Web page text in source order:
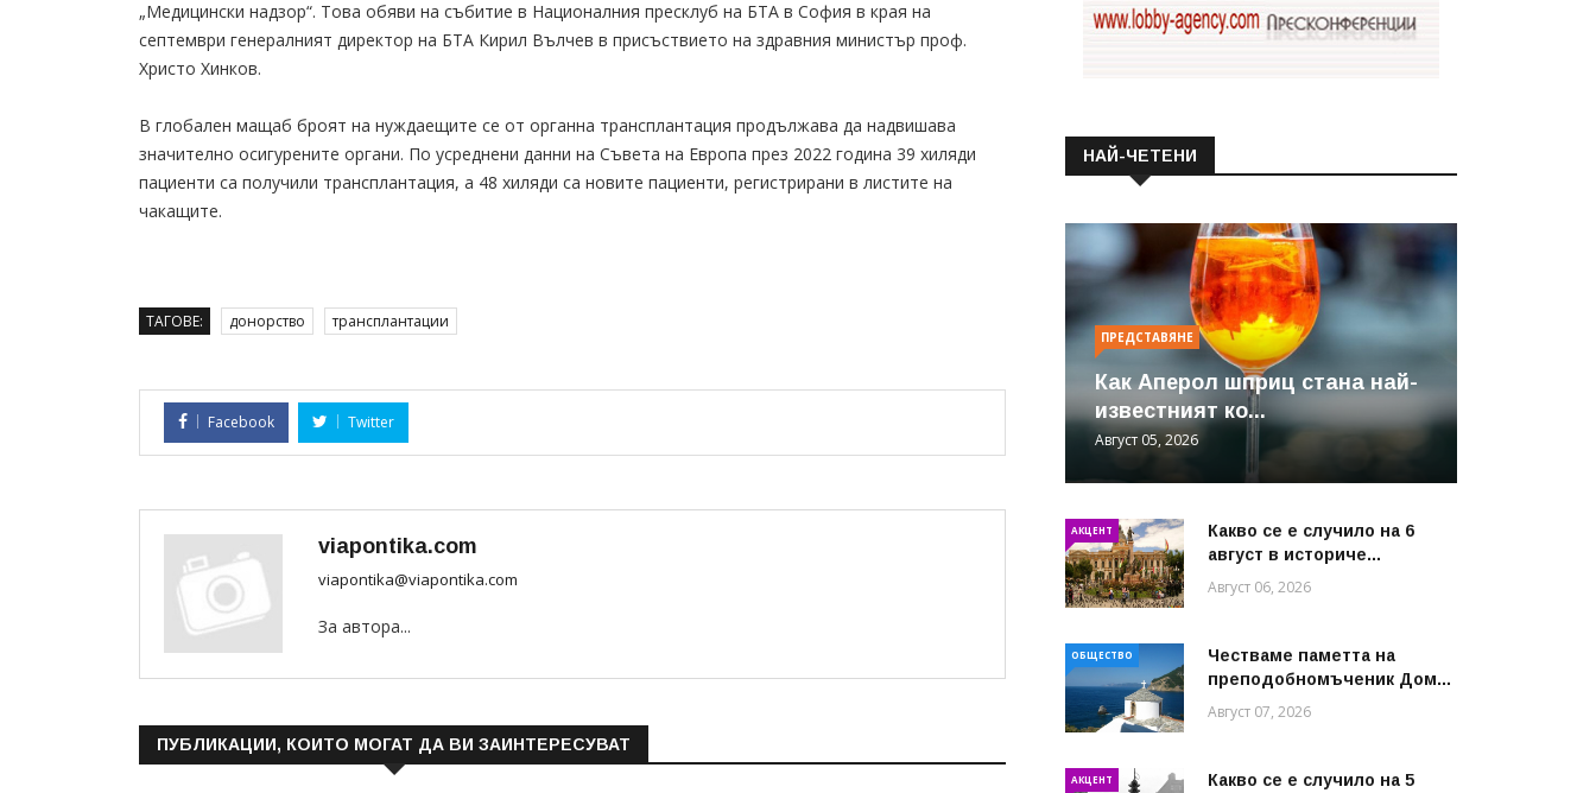
„Медицински надзор“. Това обяви на събитие в Националния пресклуб на БТА в София в края на
септември генералният директор на БТА Кирил Вълчев в присъствието на здравния министър проф.
Христо Хинков.
В глобален мащаб броят на нуждаещите се от органна трансплантация продължава да надвишава
значително осигурените органи. По усреднени данни на Съвета на Европа през 2022 година 39 хиляди
пациенти са получили трансплантация, а 48 хиляди са новите пациенти, регистрирани в листите на
чакащите.
ТАГОВЕ: донорство трансплантации
Facebook Twitter
viapontika.com
viapontika@viapontika.com
За автора...
ПУБЛИКАЦИИ, КОИТО МОГАТ ДА ВИ ЗАИНТЕРЕСУВАТ
НАЙ-ЧЕТЕНИ
ПРЕДСТАВЯНЕ
Как Аперол шприц стана най-
известният ко...
Август 05, 2026
АКЦЕНТ
Какво се е случило на 6
август в историче...
Август 06, 2026
ОБЩЕСТВО
Честваме паметта на
преподобномъченик Дом...
Август 07, 2026
АКЦЕНТ
Какво се е случило на 5